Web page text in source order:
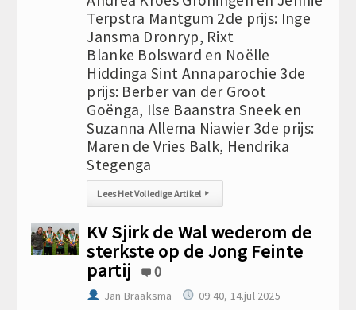
Terpstra Mantgum 2de prijs: Inge
Jansma Dronryp, Rixt
Blanke Bolsward en Noëlle
Hiddinga Sint Annaparochie 3de
prijs: Berber van der Groot
Goënga, Ilse Baanstra Sneek en
Suzanna Allema Niawier 3de prijs:
Maren de Vries Balk, Hendrika
Stegenga
Lees Het Volledige Artikel ▸
KV Sjirk de Wal wederom de
sterkste op de Jong Feinte
partij
0
Jan Braaksma 09:40, 14.jul 2025